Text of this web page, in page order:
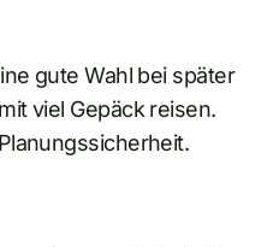
gute Wahl bei später
viel Gepäck reisen.